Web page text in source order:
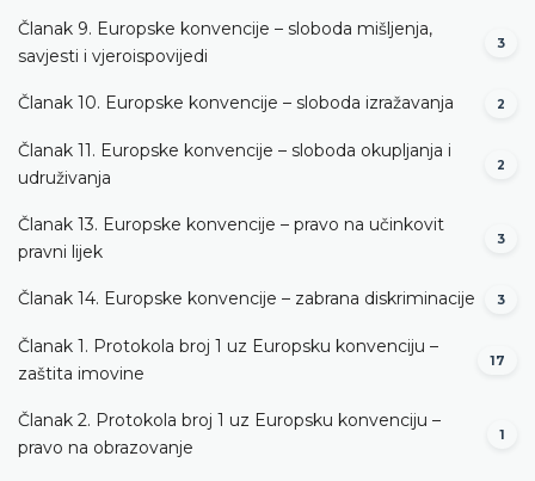
Članak 9. Europske konvencije – sloboda mišljenja,
savjesti i vjeroispovijedi
3
Članak 10. Europske konvencije – sloboda izražavanja 2
Članak 11. Europske konvencije – sloboda okupljanja i
udruživanja
2
Članak 13. Europske konvencije – pravo na učinkovit
pravni lijek
3
Članak 14. Europske konvencije – zabrana diskriminacije 3
Članak 1. Protokola broj 1 uz Europsku konvenciju –
zaštita imovine
17
Članak 2. Protokola broj 1 uz Europsku konvenciju –
pravo na obrazovanje
1